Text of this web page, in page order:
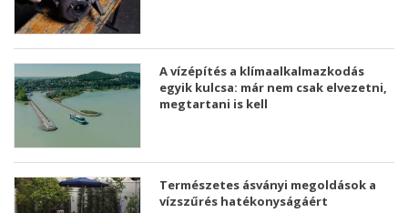
A vízépítés a klímaalkalmazkodás
egyik kulcsa: már nem csak elvezetni,
megtartani is kell
Természetes ásványi megoldások a
vízszűrés hatékonyságáért